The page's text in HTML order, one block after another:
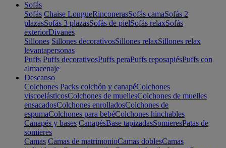
Sofás
Sofás Chaise LongueRinconerasSofás camaSofás 2
plazasSofás 3 plazasSofás de pielSofás relaxSofás
exteriorDivanes
Sillones Sillones decorativosSillones relaxSillones relax
levantapersonas
Puffs Puffs decorativosPuffs peraPuffs reposapiésPuffs con
almacenaje
Descanso
Colchones Packs colchón y canapéColchones
viscoelásticosColchones de muellesColchones de muelles
ensacadosColchones enrolladosColchones de
espumaColchones para bebéColchones hinchables
Canapés y bases CanapésBase tapizadasSomieresPatas de
somieres
Camas Camas de matrimonioCamas doblesCamas